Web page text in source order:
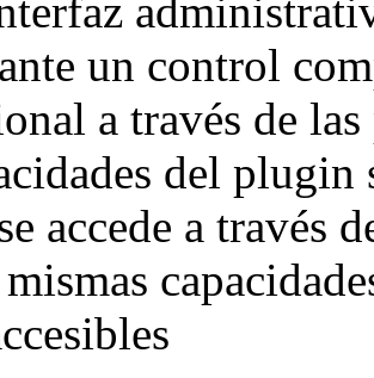
un control
a través de
del plugin
accede a través